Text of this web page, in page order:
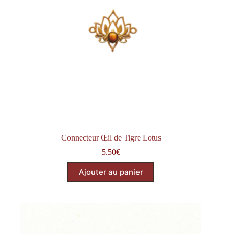
Connecteur Œil de Tigre Lotus
5.50€
Ajouter au panier